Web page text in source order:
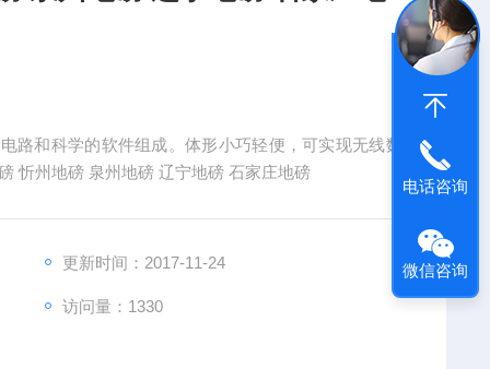
路和科学的软件组成。体形小巧轻便，可实现无线数
忻州地磅 泉州地磅 辽宁地磅 石家庄地磅
更新时间：2017-11-24
访问量：1330
电话咨询
微信咨询